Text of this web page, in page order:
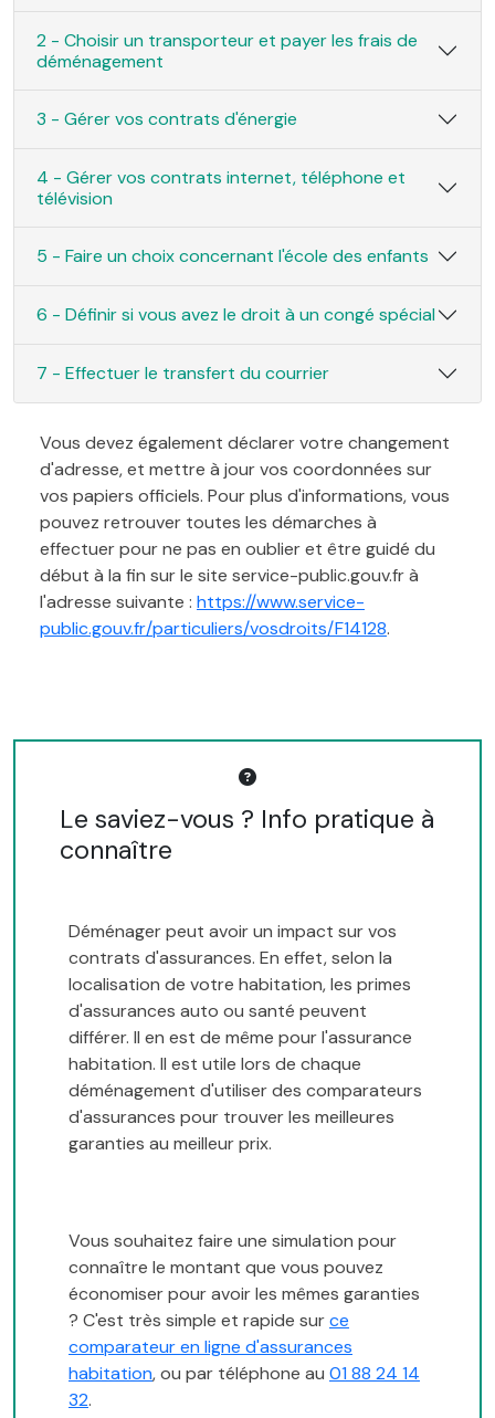
2 - Choisir un transporteur et payer les frais de
déménagement
3 - Gérer vos contrats d'énergie
4 - Gérer vos contrats internet, téléphone et
télévision
5 - Faire un choix concernant l'école des enfants
6 - Définir si vous avez le droit à un congé spécial
7 - Effectuer le transfert du courrier
Vous devez également déclarer votre changement
d'adresse, et mettre à jour vos coordonnées sur
vos papiers officiels. Pour plus d'informations, vous
pouvez retrouver toutes les démarches à
effectuer pour ne pas en oublier et être guidé du
début à la fin sur le site service-public.gouv.fr à
l'adresse suivante : https://www.service-
public.gouv.fr/particuliers/vosdroits/F14128.
Le saviez-vous ? Info pratique à
connaître
Déménager peut avoir un impact sur vos
contrats d'assurances. En effet, selon la
localisation de votre habitation, les primes
d'assurances auto ou santé peuvent
différer. Il en est de même pour l'assurance
habitation. Il est utile lors de chaque
déménagement d'utiliser des comparateurs
d'assurances pour trouver les meilleures
garanties au meilleur prix.
Vous souhaitez faire une simulation pour
connaître le montant que vous pouvez
économiser pour avoir les mêmes garanties
? C'est très simple et rapide surce
comparateur en ligne d'assurances
habitation, ou par téléphone au 01 88 24 14
32.